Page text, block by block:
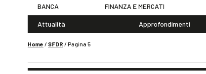
BANCA FINANZA E MERCATI
Attualità Approfondimenti
Home / SFDR /Pagina 5